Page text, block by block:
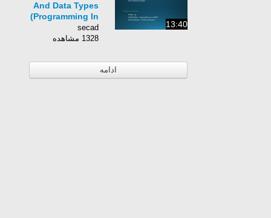
13:40
And Data Types
(Programming In
Access 2013)
secad
1328 مشاهده
ادامه